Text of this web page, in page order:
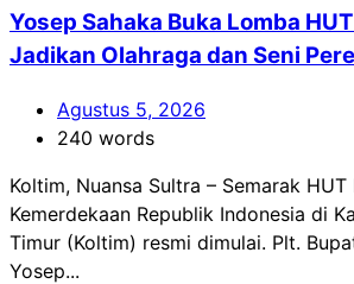
Yosep Sahaka Buka Lomba
Jadikan Olahraga dan Seni
Agustus 5, 2026
240 words
Koltim, Nuansa Sultra – Semarak HUT
Kemerdekaan Republik Indonesia di
Timur (Koltim) resmi dimulai. Plt.
Yosep...